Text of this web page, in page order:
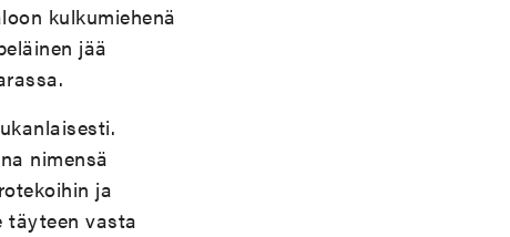
kulkumiehenä
jää
nimensä
ja
täyteen vasta